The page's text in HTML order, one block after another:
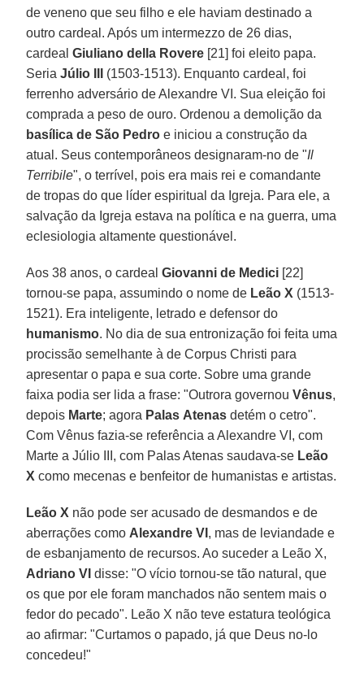
de veneno que seu filho e ele haviam destinado a
outro cardeal. Após um intermezzo de 26 dias,
cardealGiuliano della Rovere [21] foi eleito papa.
SeriaJúlio III
(1503-1513). Enquanto cardeal, foi
ferrenho adversário de Alexandre VI. Sua eleição foi
comprada a peso de ouro. Ordenou a demolição da
basílica de São Pedro e iniciou a construção da
atual. Seus contemporâneos designaram-no de "Il
Terribile", o terrível, pois era mais rei e comandante
de tropas do que líder espiritual da Igreja. Para ele, a
salvação da Igreja estava na política e na guerra, uma
eclesiologia altamente questionável.
Aos 38 anos, o cardealGiovanni de Medici [22]
tornou-se papa, assumindo o nome de Leão X (1513-
1521). Era inteligente, letrado e defensor do
humanismo. No dia de sua entronização foi feita uma
procissão semelhante à de Corpus Christi para
apresentar o papa e sua corte. Sobre uma grande
faixa podia ser lida a frase: "Outrora governouVênus,
depois Marte; agora Palas Atenas detém o cetro".
Com Vênus fazia-se referência a Alexandre VI, com
Marte a Júlio III, com Palas Atenas saudava-se Leão
X como mecenas e benfeitor de humanistas e artistas.
Leão X não pode ser acusado de desmandos e de
aberrações como Alexandre VI , mas de leviandade e
de esbanjamento de recursos. Ao suceder a Leão X,
Adriano VI disse: "O vício tornou-se tão natural, que
os que por ele foram manchados não sentem mais o
fedor do pecado". Leão X não teve estatura teológica
ao afirmar: "Curtamos o papado, já que Deus no-lo
concedeu!"